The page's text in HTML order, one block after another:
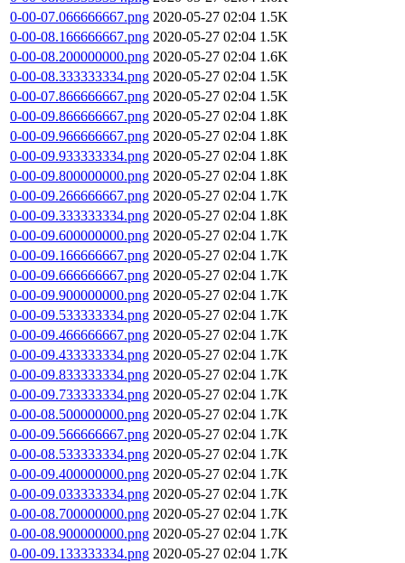
0-00-07.066666667.png 2020-05-27 02:04 1.5K
0-00-08.166666667.png 2020-05-27 02:04 1.5K
0-00-08.200000000.png 2020-05-27 02:04 1.6K
0-00-08.333333334.png 2020-05-27 02:04 1.5K
0-00-07.866666667.png 2020-05-27 02:04 1.5K
0-00-09.866666667.png 2020-05-27 02:04 1.8K
0-00-09.966666667.png 2020-05-27 02:04 1.8K
0-00-09.933333334.png 2020-05-27 02:04 1.8K
0-00-09.800000000.png 2020-05-27 02:04 1.8K
0-00-09.266666667.png 2020-05-27 02:04 1.7K
0-00-09.333333334.png 2020-05-27 02:04 1.8K
0-00-09.600000000.png 2020-05-27 02:04 1.7K
0-00-09.166666667.png 2020-05-27 02:04 1.7K
0-00-09.666666667.png 2020-05-27 02:04 1.7K
0-00-09.900000000.png 2020-05-27 02:04 1.7K
0-00-09.533333334.png 2020-05-27 02:04 1.7K
0-00-09.466666667.png 2020-05-27 02:04 1.7K
0-00-09.433333334.png 2020-05-27 02:04 1.7K
0-00-09.833333334.png 2020-05-27 02:04 1.7K
0-00-09.733333334.png 2020-05-27 02:04 1.7K
0-00-08.500000000.png 2020-05-27 02:04 1.7K
0-00-09.566666667.png 2020-05-27 02:04 1.7K
0-00-08.533333334.png 2020-05-27 02:04 1.7K
0-00-09.400000000.png 2020-05-27 02:04 1.7K
0-00-09.033333334.png 2020-05-27 02:04 1.7K
0-00-08.700000000.png 2020-05-27 02:04 1.7K
0-00-08.900000000.png 2020-05-27 02:04 1.7K
0-00-09.133333334.png 2020-05-27 02:04 1.7K